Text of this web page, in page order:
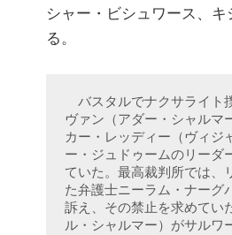
シャー・ビシュワース、
る。
バスタルでナクサライト
ヴァン（アダー・シャルマ
カー・レッディー（ヴィジ
ー・ジュドゥームのリーダ
ていた。最高裁判所では、
た弁護士ニーラム・ナーグ
訴え、その禁止を求めてい
ル・シャルマー）がサルワ